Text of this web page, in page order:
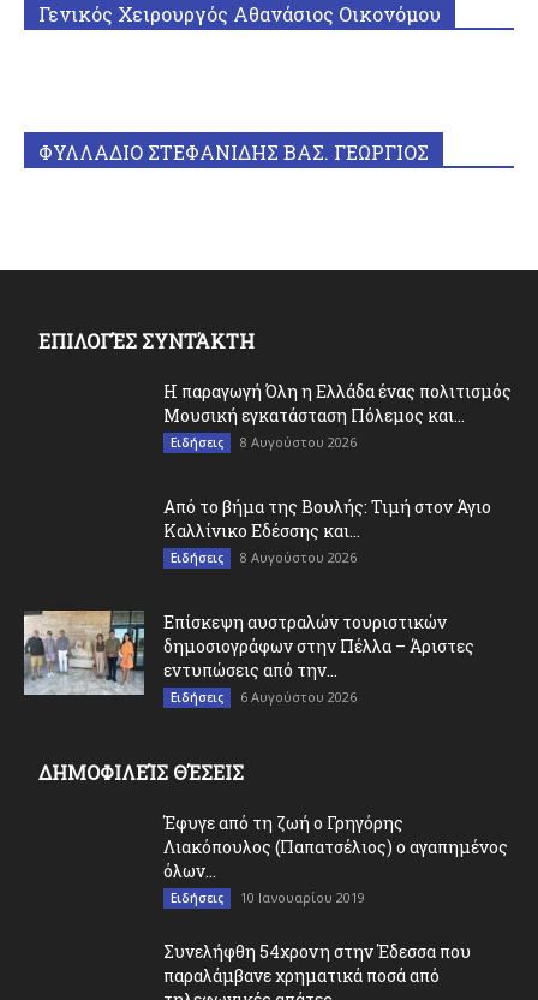
Γενικός Χειρουργός Αθανάσιος Οικονόμου
ΦΥΛΛΑΔΙΟ ΣΤΕΦΑΝΙΔΗΣ ΒΑΣ. ΓΕΩΡΓΙΟΣ
ΕΠΙΛΟΓΈΣ ΣΥΝΤΆΚΤΗ
Η παραγωγή Όλη η Ελλάδα ένας πολιτισμός
Μουσική εγκατάσταση Πόλεμος και...
Ειδήσεις 8 Αυγούστου 2026
Από το βήμα της Βουλής: Τιμή στον Άγιο
Καλλίνικο Εδέσσης και...
Ειδήσεις 8 Αυγούστου 2026
Επίσκεψη αυστραλών τουριστικών
δημοσιογράφων στην Πέλλα – Άριστες
εντυπώσεις από την...
Ειδήσεις 6 Αυγούστου 2026
ΔΗΜΟΦΙΛΕΊΣ ΘΈΣΕΙΣ
Έφυγε από τη ζωή ο Γρηγόρης
Λιακόπουλος (Παπατσέλιος) ο αγαπημένος
όλων...
Ειδήσεις 10 Ιανουαρίου 2019
Συνελήφθη 54χρονη στην Έδεσσα που
παραλάμβανε χρηματικά ποσά από